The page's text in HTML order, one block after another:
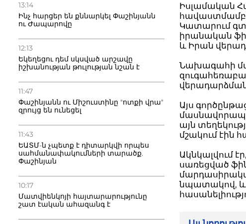
13:14
Ինչ հարցեր են քննարկել Փաշինյանն
ու Ժապարովը
12:13
Եկեղեցու դեմ սկսված արշավը
իշխանության թուլության նշան է
11:47
Փաշինյանն ու Միշուստինը "ոտքի վրա"
զրույց են ունեցել
11:43
ԵԱՏՄ-ն չպետք է դիտարկվի որպես
սահմանափակումների տարածք.
Փաշինյան
10:17
Մատվիենկոյի հայտարարությունը
շատ էական ահազանգ է
Իսլամական
հավաստմամբ՝
Կատարում
իրանական
և Իրան
Նախագահի
Այս
այն
մշակում էին
Ակնկալվում
սառեցված
նպատակով, և